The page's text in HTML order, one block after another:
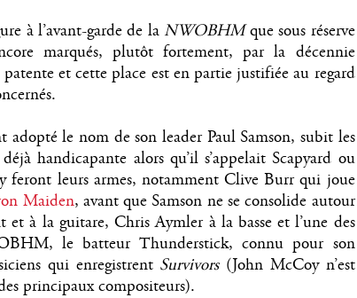
à l’avant-garde de la NWOBHMque sous réserve
marqués, plutôt fortement, par la décennie
et cette place est en partie justifiée au regard
le nom de son leader Paul Samson, subit les
handicapante alors qu’il s’appelait Scapyard ou
feront leurs armes, notamment Clive Burr qui joue
Maiden, avant que Samson ne se consolide autour
à la guitare, Chris Aymler à la basse et l’une des
le batteur Thunderstick, connu pour son
qui enregistrent Survivors (John McCoy n’est
principaux compositeurs).